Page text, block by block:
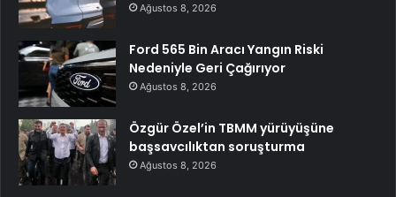
Ağustos 8, 2026
Ford 565 Bin Aracı Yangın Riski
Nedeniyle Geri Çağırıyor
Ağustos 8, 2026
Özgür Özel’in TBMM yürüyüşüne
başsavcılıktan soruşturma
Ağustos 8, 2026